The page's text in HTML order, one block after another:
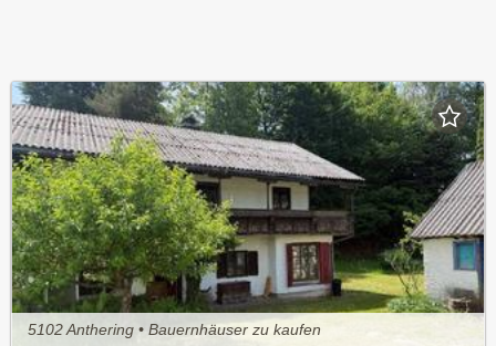
5102 Anthering • Bauernhäuser zu kaufen